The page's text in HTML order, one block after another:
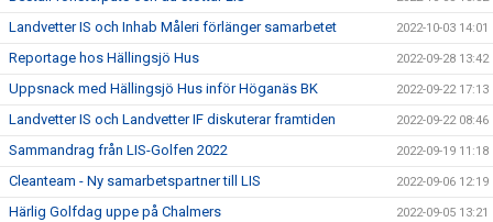
Landvetter IS och Inhab Måleri förlänger samarbetet 2022-10-03 14:01
Reportage hos Hällingsjö Hus 2022-09-28 13:42
Uppsnack med Hällingsjö Hus inför Höganäs BK 2022-09-22 17:13
Landvetter IS och Landvetter IF diskuterar framtiden 2022-09-22 08:46
Sammandrag från LIS-Golfen 2022 2022-09-19 11:18
Cleanteam - Ny samarbetspartner till LIS 2022-09-06 12:19
Härlig Golfdag uppe på Chalmers 2022-09-05 13:21